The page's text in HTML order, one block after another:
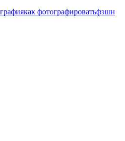
как фотографироватьфэшн